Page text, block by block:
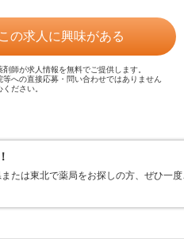
この求人に興味がある
剤師が求人情報を無料でご提供します。
等への直接応募・問い合わせではありません
ださい。
たは東北で薬局をお探しの方、ぜひ一度